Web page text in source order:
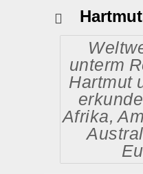
unterm
Hartmut
Afrika,